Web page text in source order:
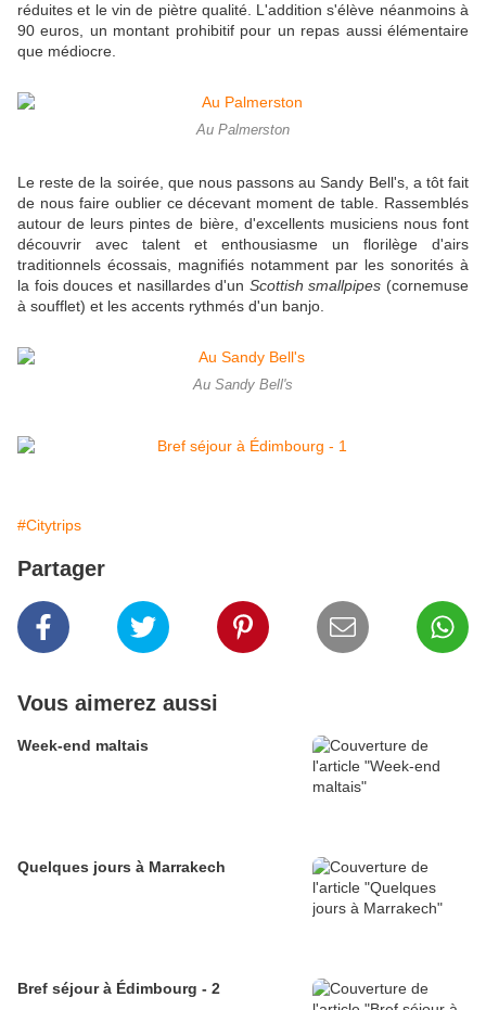
réduites et le vin de piètre qualité. L'addition s'élève néanmoins à
90 euros, un montant prohibitif pour un repas aussi élémentaire
que médiocre.
Au Palmerston
Le reste de la soirée, que nous passons au Sandy Bell's, a tôt fait
de nous faire oublier ce décevant moment de table. Rassemblés
autour de leurs pintes de bière, d'excellents musiciens nous font
découvrir avec talent et enthousiasme un florilège d'airs
traditionnels écossais, magnifiés notamment par les sonorités à
la fois douces et nasillardes d'un Scottish smallpipes (cornemuse
à soufflet) et les accents rythmés d'un banjo.
Au Sandy Bell's
#Citytrips
Partager
Vous aimerez aussi
Week-end maltais
Quelques jours à Marrakech
Bref séjour à Édimbourg - 2